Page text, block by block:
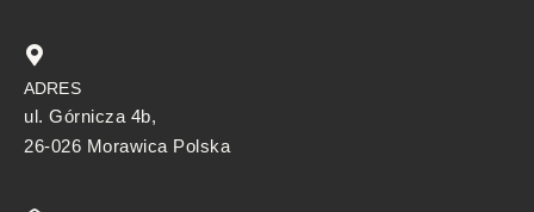
ADRES
ul. Górnicza 4b,
26-026 Morawica Polska